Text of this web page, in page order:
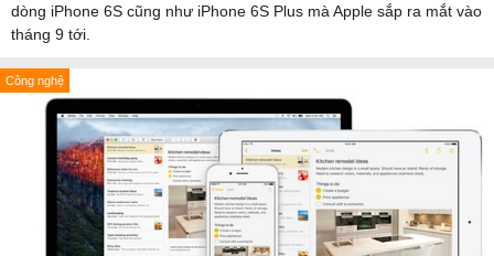
dòng iPhone 6S cũng như iPhone 6S Plus mà Apple sắp ra mắt vào
tháng 9 tới.
Công nghệ